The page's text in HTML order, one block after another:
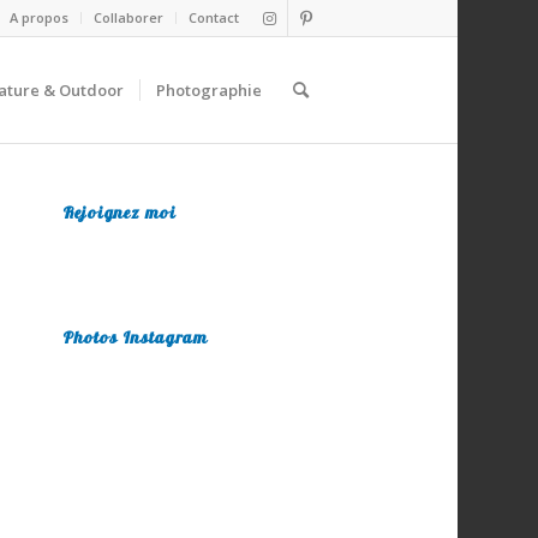
A propos Collaborer Contact
& Outdoor Photographie
Rejoignez moi
Photos Instagram